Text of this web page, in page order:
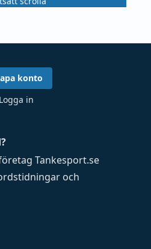
Tankesport.se
och
konto
Logga in